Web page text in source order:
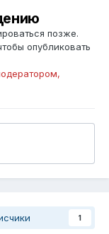
позже.
опубликовать
1